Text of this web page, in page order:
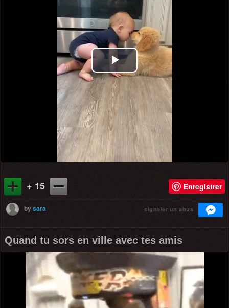
Play
Video
+ 15 Enregistrer
bysara signaler un abus
Quand tu sors en ville avec tes amis